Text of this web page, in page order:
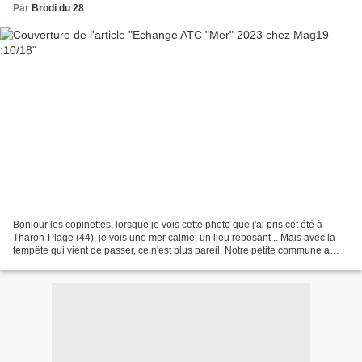
Par Brodi du 28
Bonjour les copinettes, lorsque je vois cette photo que j'ai pris cet été à
Tharon-Plage (44), je vois une mer calme, un lieu reposant .. Mais avec la
tempête qui vient de passer, ce n'est plus pareil. Notre petite commune a